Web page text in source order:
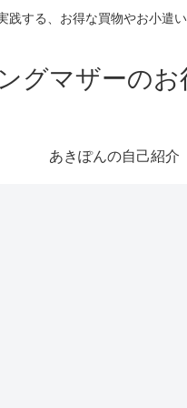
践する、お得な買物やお小遣
グマザーのお
あきぽんの自己紹介